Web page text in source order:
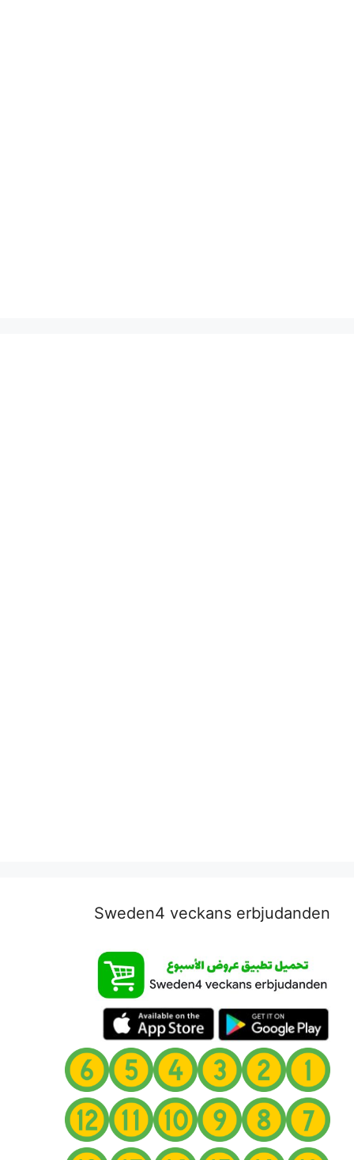
Sweden4 veckans erbjudanden